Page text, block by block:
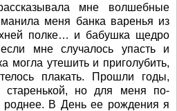
мне волшебные
меня банка варенья из
полке… и бабушка щедро
мне случалось упасть и
могла утешить и приголубить,
плакать. Прошли годы,
старенькой, но для меня по-
роднее. В День ее рождения я